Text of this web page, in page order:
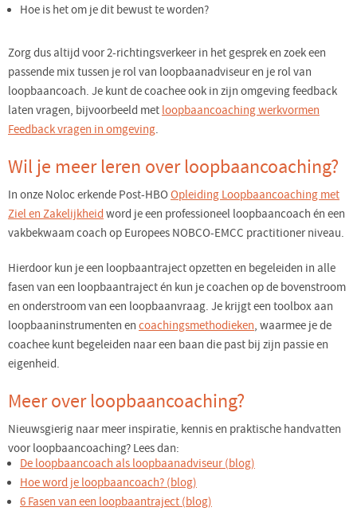
Hoe is het om je dit bewust te worden?
Zorg dus altijd voor 2-richtingsverkeer in het gesprek en zoek een
passende mix tussen je rol van loopbaanadviseur en je rol van
loopbaancoach. Je kunt de coachee ook in zijn omgeving feedback
laten vragen, bijvoorbeeld met loopbaancoaching werkvormen
Feedback vragen in omgeving.
Wil je meer leren over loopbaancoaching?
In onze Noloc erkende Post-HBOOpleiding Loopbaancoaching met
Ziel en Zakelijkheid word je een professioneel loopbaancoach én een
vakbekwaam coach op Europees NOBCO-EMCC practitioner niveau.
Hierdoor kun je een loopbaantraject opzetten en begeleiden in alle
fasen van een loopbaantraject én kun je coachen op de bovenstroom
en onderstroom van een loopbaanvraag. Je krijgt een toolbox aan
loopbaaninstrumenten en coachingsmethodieken, waarmee je de
coachee kunt begeleiden naar een baan die past bij zijn passie en
eigenheid.
Meer over loopbaancoaching?
Nieuwsgierig naar meer inspiratie, kennis en praktische handvatten
voor loopbaancoaching? Lees dan:
De loopbaancoach als loopbaanadviseur (blog)
Hoe word je loopbaancoach? (blog)
6 Fasen van een loopbaantraject (blog)